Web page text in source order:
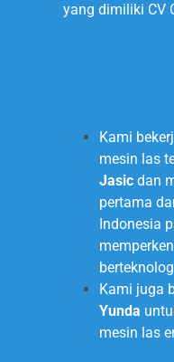
yang dimiliki CV
Kami
mesin las
Jasicdan
pertama
Indonesia
Kami juga
Yunda
mesin las